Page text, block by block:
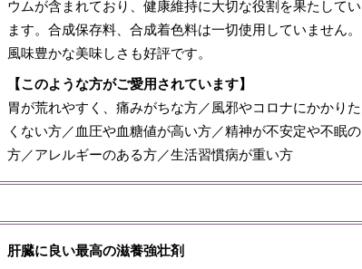
ウムが含まれており、健康維持に大切な役割を果たしてい
ます。合成保存料、合成着色料は一切使用していません。
風味豊かな美味しさも好評です。
【このような方がご愛用されています】
胃が荒れやすく、痛みがちな方／風邪やコロナにかかりた
くない方／血圧や血糖値が高い方／精神が不安定や不眠の
方／アレルギーのある方／生活習慣病が重い方
肝臓に良い最高の滋養強壮剤